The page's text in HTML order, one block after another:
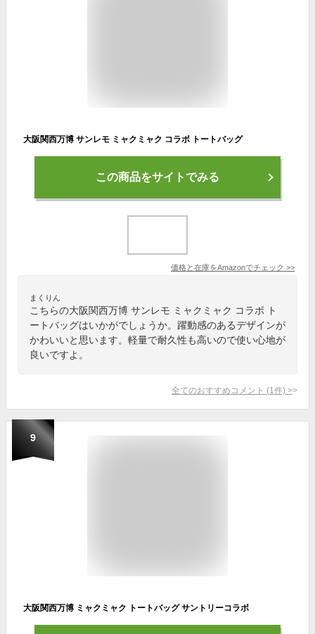
大阪関西万博 サンレモ ミャクミャク コラボ トートバッグ
この商品をサイトでみる
価格と在庫をAmazonでチェック >>
まくりん
こちらの大阪関西万博 サンレモ ミャクミャク コラボ ト
ートバッグはいかがでしょうか。躍動感のあるデザインが
かわいいと思います。軽量で耐久性も高いので使い心地が
良いですよ。
全てのおすすめコメント (1 件) >
9
大阪関西万博 ミャクミャク トートバッグ サントリーコラボ